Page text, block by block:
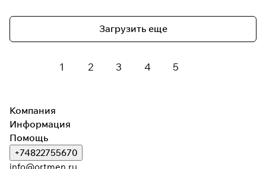
Загрузить еще
1 2 3 4 5
Компания
Информация
Помощь
+74822755670